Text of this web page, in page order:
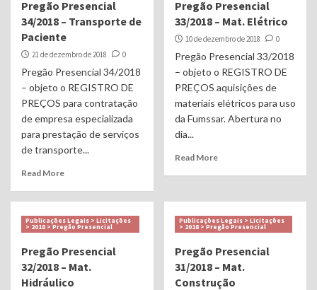
Pregão Presencial
34/2018 – Transporte de
Paciente
21 de dezembro de 2018 0
Pregão Presencial 34/2018
– objeto o REGISTRO DE
PREÇOS para contratação
de empresa especializada
para prestação de serviços
de transporte...
Read More
Pregão Presencial
33/2018 – Mat. Elétrico
10 de dezembro de 2018 0
Pregão Presencial 33/2018
– objeto o REGISTRO DE
PREÇOS aquisições de
materiais elétricos para uso
da Fumssar. Abertura no
dia...
Read More
Publicações Legais > Licitações
> 2018 > Pregão Presencial
Pregão Presencial
32/2018 – Mat.
Hidráulico
Publicações Legais > Licitações
> 2018 > Pregão Presencial
Pregão Presencial
31/2018 – Mat.
Construção